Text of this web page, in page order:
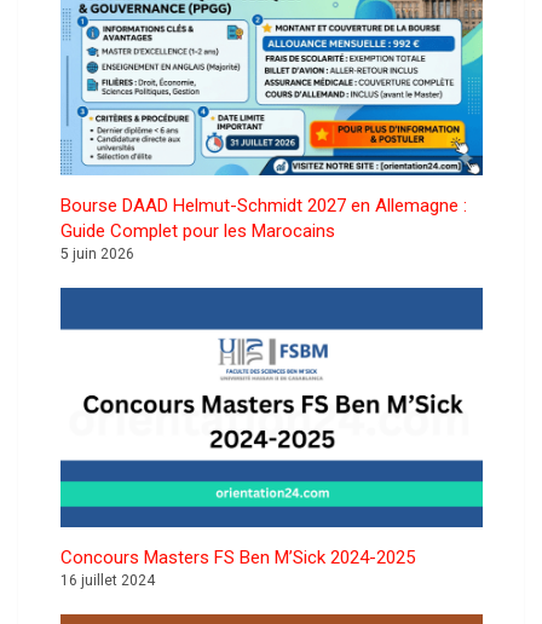
Bourse DAAD Helmut-Schmidt 2027 en Allemagne :
Guide Complet pour les Marocains
5 juin 2026
Concours Masters FS Ben M’Sick 2024-2025
16 juillet 2024